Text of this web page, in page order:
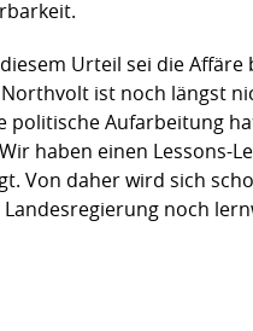
Urteil sei die Affäre
ist noch längst
politische Aufarbeitung
haben einen Lessons-
Von daher wird sich
Landesregierung noch